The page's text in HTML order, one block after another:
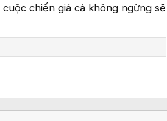
chiến giá cả không ngừng sẽ